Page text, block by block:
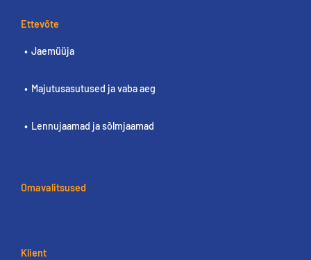
Ettevõte
Jaemüüja
Majutusasutused ja vaba aeg
Lennujaamad ja sõlmjaamad
Omavalitsused
Klient